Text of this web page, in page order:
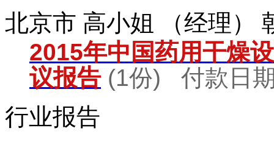
北京市 高小姐 （经理）
2015年中国药用干燥
议报告 (1份) 付款日
行业报告